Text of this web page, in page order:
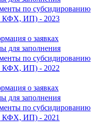
по субсидированию
КФХ, ИП) - 2023
о заявках
для заполнения
по субсидированию
КФХ, ИП) - 2022
о заявках
для заполнения
по субсидированию
ИП) - 2021